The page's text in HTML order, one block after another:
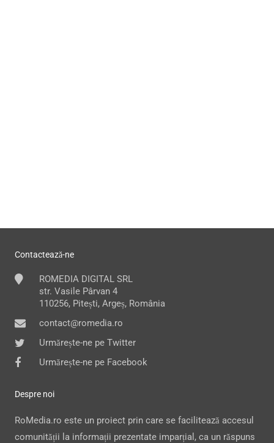
Contactează-ne
ROMEDIA DIGITAL SRL
str. Vasile Pârvan 4
110256, Pitești, Argeș, România
contact@romedia.ro
Urmărește-ne pe Twitter
Urmărește-ne pe Facebook
Despre noi
RoMedia.ro este un proiect prin care se facilitează accesul
comunității la informații prezentate imparțial, ca un răspuns